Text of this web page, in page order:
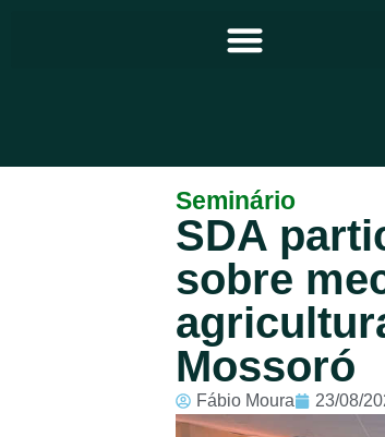
Principal
Notícias
Programação
Equipe
Contato
Sobre
Seminário
SDA
sobre
Mossoró
Fábio Moura 23/08/